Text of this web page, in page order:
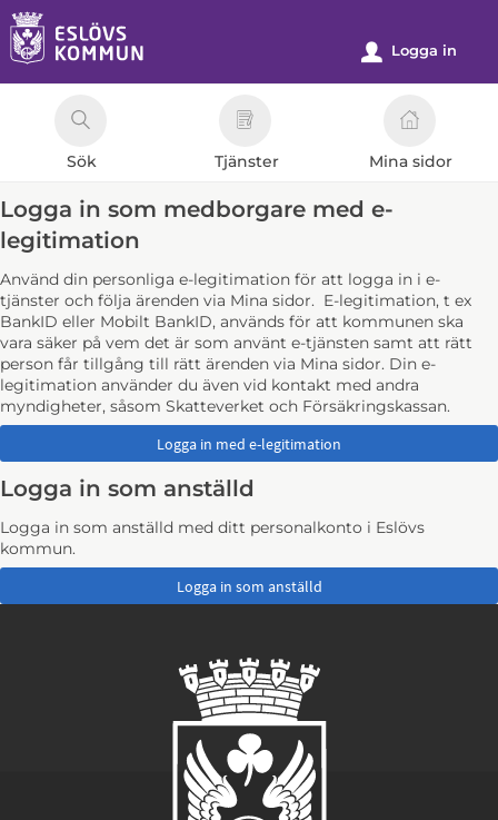
Välkommen
till
e-
tjänster
Eslövs
kommun
Sök Tjänster Mina sidor
u Logga in
Logga in som medborgare med e-
legitimation
Använd din personliga e-legitimation för att logga in i e-
tjänster och följa ärenden via Mina sidor. E-legitimation, t ex
BankID eller Mobilt BankID, används för att kommunen ska
vara säker på vem det är som använt e-tjänsten samt att rätt
person får tillgång till rätt ärenden via Mina sidor. Din e-
legitimation använder du även vid kontakt med andra
myndigheter, såsom Skatteverket och Försäkringskassan.
Logga in som anställd
Logga in som anställd med ditt personalkonto i Eslövs
kommun.